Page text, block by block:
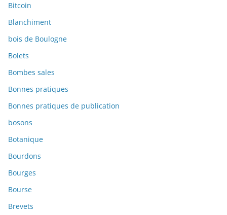
Bitcoin
Blanchiment
bois de Boulogne
Bolets
Bombes sales
Bonnes pratiques
Bonnes pratiques de publication
bosons
Botanique
Bourdons
Bourges
Bourse
Brevets